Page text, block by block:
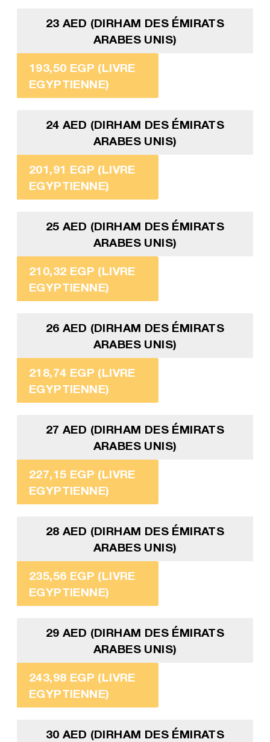
23 AED (DIRHAM DES ÉMIRATS
ARABES UNIS)
193,50 EGP (LIVRE
EGYPTIENNE)
24 AED (DIRHAM DES ÉMIRATS
ARABES UNIS)
201,91 EGP (LIVRE
EGYPTIENNE)
25 AED (DIRHAM DES ÉMIRATS
ARABES UNIS)
210,32 EGP (LIVRE
EGYPTIENNE)
26 AED (DIRHAM DES ÉMIRATS
ARABES UNIS)
218,74 EGP (LIVRE
EGYPTIENNE)
27 AED (DIRHAM DES ÉMIRATS
ARABES UNIS)
227,15 EGP (LIVRE
EGYPTIENNE)
28 AED (DIRHAM DES ÉMIRATS
ARABES UNIS)
235,56 EGP (LIVRE
EGYPTIENNE)
29 AED (DIRHAM DES ÉMIRATS
ARABES UNIS)
243,98 EGP (LIVRE
EGYPTIENNE)
30 AED (DIRHAM DES ÉMIRATS